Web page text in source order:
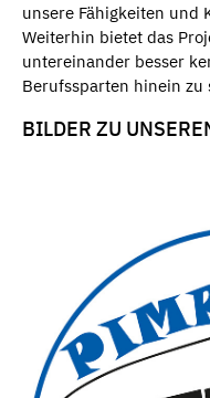
unsere Fähigkeiten und
Weiterhin bietet das
untereinander besser
Berufssparten hinein zu
BILDER ZU